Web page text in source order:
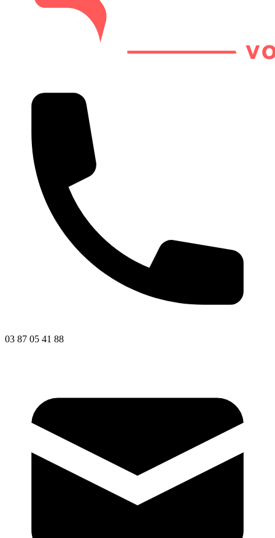
03 87 05 41 88